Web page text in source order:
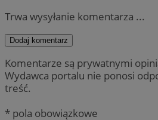
Trwa wysyłanie komentarza ...
Dodaj komentarz
Komentarze są prywatnymi
Wydawca portalu nie ponosi
treść.
* pola obowiązkowe